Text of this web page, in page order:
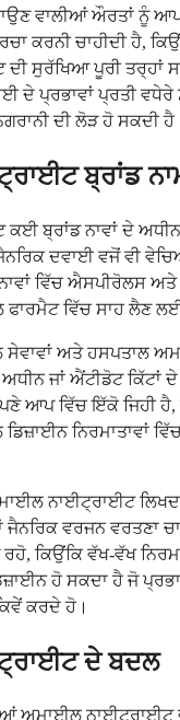
ਵਾਲੀਆਂ ਔਰਤਾਂ ਨੂੰ
ਕਰਨੀ ਚਾਹੀਦੀ ਹੈ,
ਸੁਰੱਖਿਆ ਪੂਰੀ ਤਰ੍ਹਾਂ
ਦੇ ਪ੍ਰਭਾਵਾਂ ਪ੍ਰਤੀ
ਦੀ ਲੋੜ ਹੋ ਸਕਦੀ
ਬ੍ਰਾਂਡ
ਬ੍ਰਾਂਡ ਨਾਵਾਂ ਦੇ ਅਧੀਨ
ਦਵਾਈ ਵਜੋਂ ਵੀ
ਨਾਵਾਂ ਵਿੱਚ ਐਸਪੀਰੋਲਸ
ਫਾਰਮੈਟ ਵਿੱਚ ਸਾਹ ਲੈਣ
ਸੇਵਾਵਾਂ ਅਤੇ ਹਸਪਤਾਲ
ਜਾਂ ਐਂਟੀਡੋਟ ਕਿੱਟਾਂ
ਆਪ ਵਿੱਚ ਇੱਕੋ ਜਿਹੀ ਹੈ,
ਨਿਰਮਾਤਾਵਾਂ
ਨਾਈਟ੍ਰਾਈਟ
ਜੈਨਰਿਕ ਵਰਜਨ ਵਰਤਣਾ
ਕਿਉਂਕਿ ਵੱਖ-ਵੱਖ
ਹੋ ਸਕਦਾ ਹੈ ਜੋ
ਕਰਦੇ ਹੋ।
ਦੇ ਬਦਲ
ਨਾਈਟ੍ਰਾਈਟ